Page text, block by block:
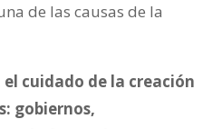
de las causas de la
cuidado de la creación
gobiernos,